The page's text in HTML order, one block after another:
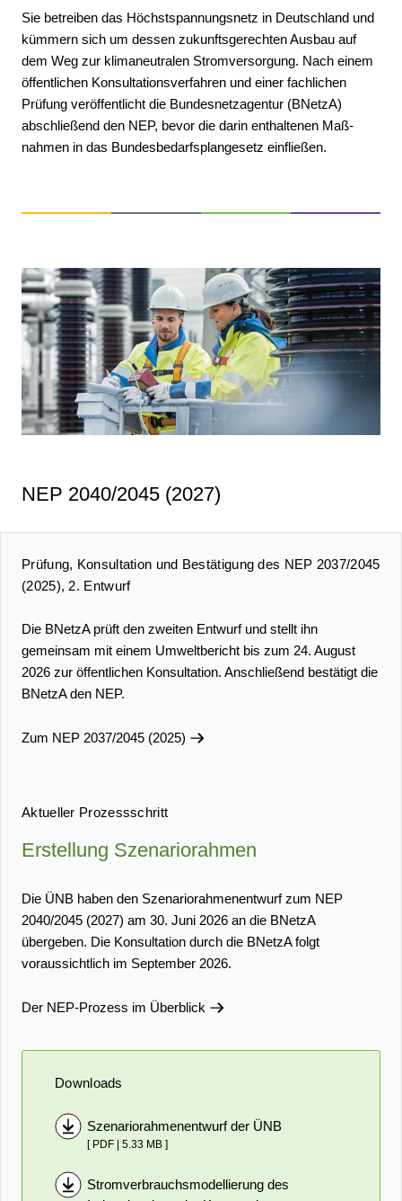
Sie betreiben das Höchstspannungsnetz in Deutschland und
kümmern sich um dessen zukunfts­gerechten Ausbau auf
dem Weg zur klima­neutralen Strom­versorgung. Nach einem
öffent­lichen Konsul­tations­verfahren und einer fach­lichen
Prüfung ver­öffent­licht die Bundes­netz­agentur (BNetzA)
abschlie­ßend den NEP, bevor die darin ent­hal­tenen Maß­
nahmen in das Bundes­be­darfs­plangesetz einfließen.
NEP 2040/2045 (2027)
Prüfung, Konsultation und Bestätigung des NEP 2037/2045
(2025), 2. Entwurf
Die BNetzA prüft den zweiten Entwurf und stellt ihn
gemeinsam mit einem Umweltbericht bis zum 24. August
2026 zur öffentlichen Konsultation. Anschließend bestätigt die
BNetzA den NEP.
Zum NEP 2037/2045 (2025)
Aktueller Prozessschritt
Erstellung Szenariorahmen
Die ÜNB haben den Szenariorahmenentwurf zum NEP
2040/2045 (2027) am 30. Juni 2026 an die BNetzA
übergeben. Die Konsultation durch die BNetzA folgt
voraussichtlich im September 2026.
Der NEP-Prozess im Überblick
Downloads
Szenariorahmenentwurf der ÜNB
[ PDF | 5.33 MB ]
Stromverbrauchsmodellierung des